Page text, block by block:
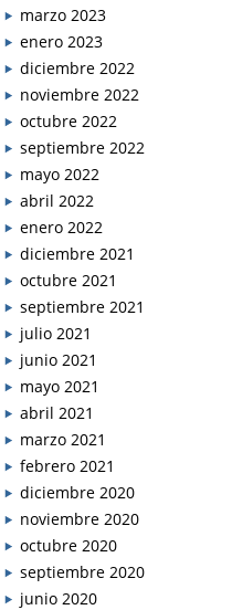
marzo 2023
enero 2023
diciembre 2022
noviembre 2022
octubre 2022
septiembre 2022
mayo 2022
abril 2022
enero 2022
diciembre 2021
octubre 2021
septiembre 2021
julio 2021
junio 2021
mayo 2021
abril 2021
marzo 2021
febrero 2021
diciembre 2020
noviembre 2020
octubre 2020
septiembre 2020
junio 2020